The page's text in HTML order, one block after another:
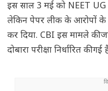
इस साल 3 मई को NEET UG
लेकिन पेपर लीक के आरोपों के
कर दिया. CBI इस मामले की
दोबारा परीक्षा निर्धारित की गई